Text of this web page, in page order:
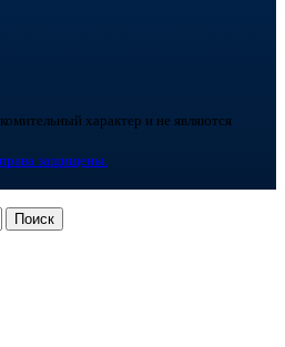
характер и не являются
защищены.
Поиск